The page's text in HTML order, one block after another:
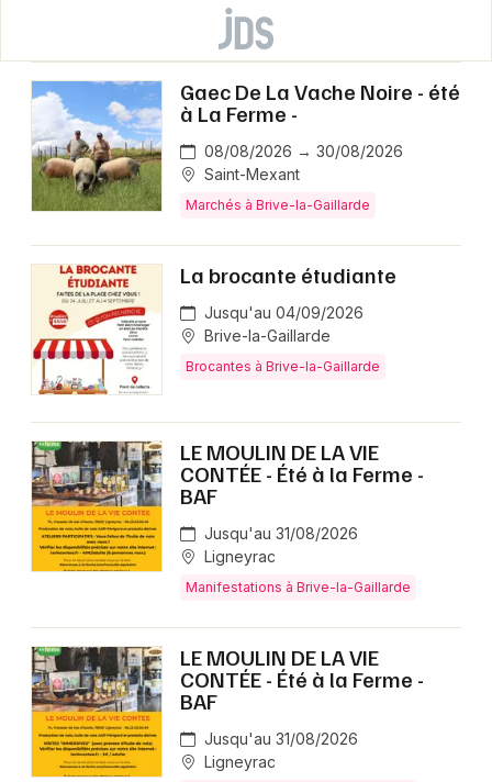
Gaec De La Vache Noire - été
à La Ferme -
08/08/2026 → 30/08/2026
Saint-Mexant
Marchés à Brive-la-Gaillarde
La brocante étudiante
Jusqu'au 04/09/2026
Brive-la-Gaillarde
Brocantes à Brive-la-Gaillarde
LE MOULIN DE LA VIE
CONTÉE - Été à la Ferme -
BAF
Jusqu'au 31/08/2026
Ligneyrac
Manifestations à Brive-la-Gaillarde
LE MOULIN DE LA VIE
CONTÉE - Été à la Ferme -
BAF
Jusqu'au 31/08/2026
Ligneyrac